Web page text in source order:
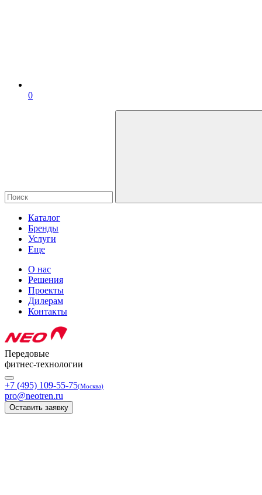
0
Каталог
Бренды
Услуги
Еще
О нас
Решения
Проекты
Дилерам
Контакты
Передовые
фитнес-технологии
+7 (495) 109-55-75(Москва)
pro@neotren.ru
Оставить заявку